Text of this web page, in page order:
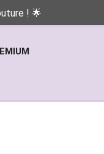
! 🌟